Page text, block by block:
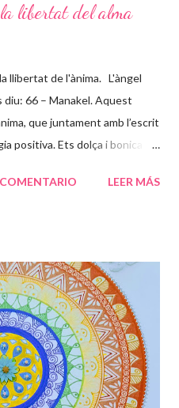
libertat del alma
llibertat de l'ànima. L'àngel
diu: 66 – Manakel. Aquest
que juntament amb l’escrit
positiva. Ets dolça i bonica
d’amor incondicional, per
viure, uns es pugen ràpids i
els vas superant fins arribar
on ets TU realment. Les
a transformar-te i que
que tens. Agraeix a
LEER MÁS